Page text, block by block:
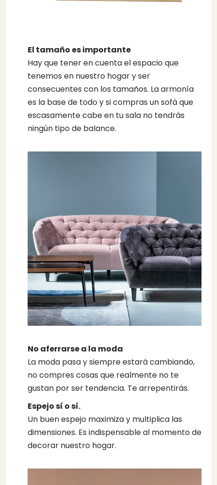
El tamaño es importante
Hay que tener en cuenta el espacio que
tenemos en nuestro hogar y ser
consecuentes con los tamaños. La armonía
es la base de todo y si compras un sofá que
escasamente cabe en tu sala no tendrás
ningún tipo de balance.
No aferrarse a la moda
La moda pasa y siempre estará cambiando,
no compres cosas que realmente no te
gustan por ser tendencia. Te arrepentirás.
Espejo sí o sí.
Un buen espejo maximiza y multiplica las
dimensiones. Es indispensable al momento de
decorar nuestro hogar.